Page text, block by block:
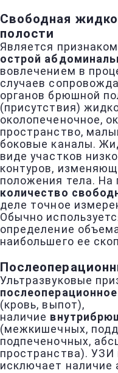
Свободная
полости
Является признаком
острой
вовлечением в
случаев
органов брюшной
(присутствия)
околопеченочное,
пространство,
боковые каналы.
виде участков
контуров,
положения тела. На
количество
деле точное
Обычно
определение
наибольшего ее
Ультразвуковые
(кровь, выпот),
наличие
(межкишечных,
подпеченочных,
пространства).
исключает наличие